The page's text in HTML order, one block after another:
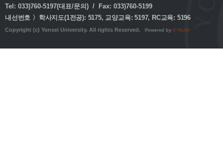
Tel: 033)760-5197(대표/문의) / Fax: 033)760-5199
내선번호 〉학사지도(1전공): 5175, 교양교육: 5197, RC교육: 5196
Copyright (c) Yonsei University. All rights Reserved. Powered by D'TRUST